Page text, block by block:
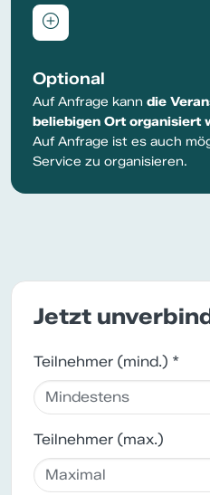
Optional
Auf Anfrage kann die
beliebigen Ort organisiert
Auf Anfrage ist es auch
Service zu organisieren.
Jetzt
Teilnehmer (mind.) *
Teilnehmer (max.)